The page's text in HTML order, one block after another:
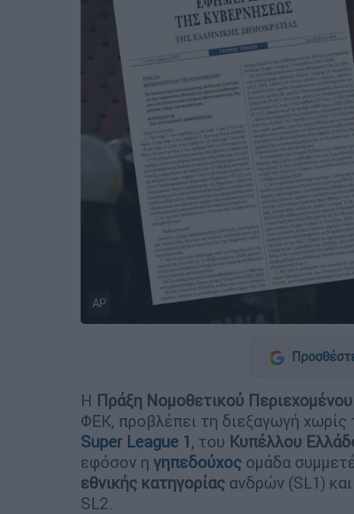
AP
Η Πράξη Νομοθετικού Περιεχομένου
ΦΕΚ, προβλέπει τη διεξαγωγή χωρίς
Super League 1, του Κυπέλλου
εφόσον η γηπεδούχος ομάδα
εθνικής κατηγορίας ανδρών (SL1)
SL2.